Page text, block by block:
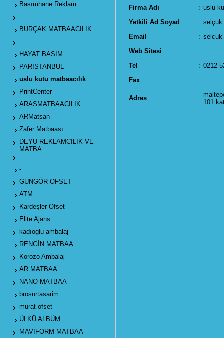
Basımhane Reklam
BURÇAK MATBAACILIK
HAYAT BASIM
PARİSTANBUL
uslu kutu matbaacılık
PrintCenter
ARASMATBAACILIK
ARMatsan
Zafer Matbaası
DEYU REKLAMCILIK VE
MATBA...
-
GÜNGÖR OFSET
ATM
Kardeşler Ofset
Elite Ajans
kadıoglu ambalaj
RENGİN MATBAA
Korozo Ambalaj
AR MATBAA
NANO MATBAA
brosurtasarim
murat ofset
ÜLKÜ ALBÜM
MAVİFORM MATBAA
Firma Adı : uslu
Yetkili Ad Soyad
: selçuk
Email
:
Web Sitesi
:
Tel
: 0212
Fax
:
Adres :
101